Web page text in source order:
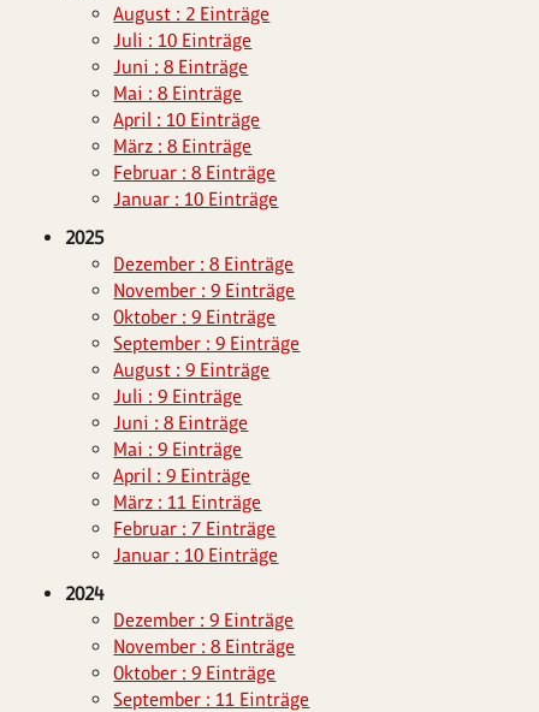
August : 2 Einträge
Juli : 10 Einträge
Juni : 8 Einträge
Mai : 8 Einträge
April : 10 Einträge
März : 8 Einträge
Februar : 8 Einträge
Januar : 10 Einträge
2025
Dezember : 8 Einträge
November : 9 Einträge
Oktober : 9 Einträge
September : 9 Einträge
August : 9 Einträge
Juli : 9 Einträge
Juni : 8 Einträge
Mai : 9 Einträge
April : 9 Einträge
März : 11 Einträge
Februar : 7 Einträge
Januar : 10 Einträge
2024
Dezember : 9 Einträge
November : 8 Einträge
Oktober : 9 Einträge
September : 11 Einträge